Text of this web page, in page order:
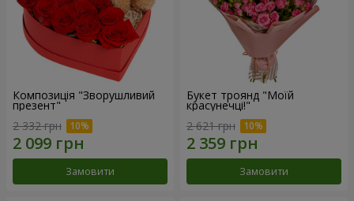
Композиція "Зворушливий
презент"
2 332 грн
Замовити
Букет троянд "Моїй
красунечці!"
2 621 грн
Замовити